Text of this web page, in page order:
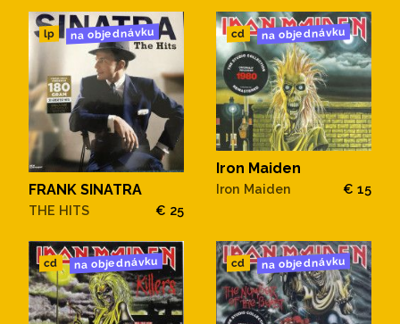
lp na objednávku
FRANK SINATRA
THE HITS € 25
cd na objednávku
Iron Maiden
Iron Maiden € 15
cd na objednávku cd na objednávku